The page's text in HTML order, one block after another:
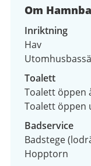
Om
Inriktning
Hav
Toalett
Toalett öppen
Toalett öppen
Badservice
Badstege
Hopptorn